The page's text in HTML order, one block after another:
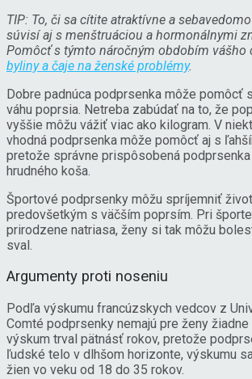
TIP: To, či sa cítite atraktívne a
súvisí aj s menštruáciou a hormonálnymi
Pomôcť s týmto náročným obdobím vášho
byliny a čaje na ženské problémy.
Dobre padnúca podprsenka môže pomôcť
váhu poprsia. Netreba zabúdať na to, že
vyššie môžu vážiť viac ako kilogram. V
vhodná podprsenka môže pomôcť aj s
pretože správne prispôsobená
hrudného koša.
Športové podprsenky môžu spríjemniť
predovšetkým s väčším poprsím. Pri
prirodzene natriasa, ženy si tak môžu
sval.
Argumenty proti noseniu
Podľa výskumu francúzskych vedcov z
Comté podprsenky nemajú pre ženy žiadne
výskum trval pätnásť rokov, pretože
ľudské telo v dlhšom horizonte, výskumu
žien vo veku od 18 do 35 rokov.